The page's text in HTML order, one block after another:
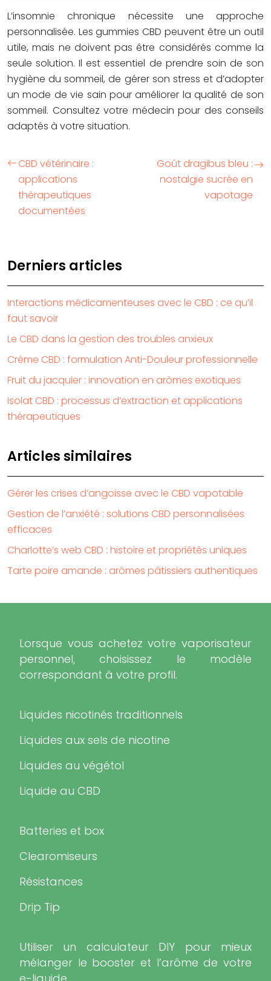
L’insomnie chronique nécessite une approche
personnalisée. Les gummies CBD peuvent être un outil
utile, mais ne doivent pas être considérés comme la
seule solution. Il est essentiel de prendre soin de son
hygiène du sommeil, de gérer son stress et d’adopter
un mode de vie sain pour améliorer la qualité de son
sommeil. Consultez votre médecin pour des conseils
adaptés à votre situation.
CBD vétérinaire :
applications
thérapeutiques
documentées
Goût dragibus bleu :
nostalgie sucrée en
vapotage
Derniers articles
Interactions médicamenteuses avec le CBD : ce qu’il
faut savoir
Le CBD dans la gestion des troubles anxieux
Crème CBD : formulation Anti-Douleur professionnelle
Fruit du jacquier : innovation en arômes exotiques
Isolat CBD : processus d’extraction et applications
thérapeutiques
Articles similaires
Gérer les crises d’angoisse avec le CBD vapotable
Gestion de l’anxiété : solutions CBD personnalisées
efficaces
Charlotte’s web CBD : histoire et propriétés uniques
Tarte poire amande : arômes pâtissiers authentiques
Lorsque vous achetez votre vaporisateur
personnel, choisissez le modèle
correspondant à votre profil.
Liquides nicotinés traditionnels
Liquides aux sels de nicotine
Liquides au végétol
Liquide au CBD
Batteries et box
Clearomiseurs
Résistances
Drip Tip
Utiliser un calculateur DIY pour mieux
mélanger le booster et l’arôme de votre
e-liquide.